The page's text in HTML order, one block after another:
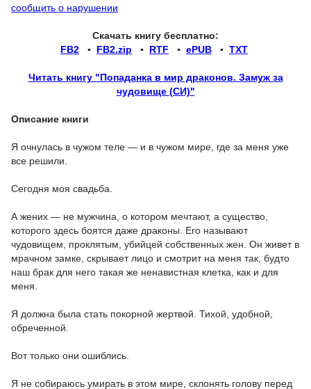
сообщить о нарушении
Скачать книгу бесплатно:
FB2 ▪ FB2.zip ▪ RTF ▪ ePUB ▪ TXT
Читать книгу "Попаданка в мир драконов. Замуж за
чудовище (СИ)"
Описание книги
Я очнулась в чужом теле — и в чужом мире, где за меня уже
все решили.
Сегодня моя свадьба.
А жених — не мужчина, о котором мечтают, а существо,
которого здесь боятся даже драконы. Его называют
чудовищем, проклятым, убийцей собственных жен. Он живет в
мрачном замке, скрывает лицо и смотрит на меня так, будто
наш брак для него такая же ненавистная клетка, как и для
меня.
Я должна была стать покорной жертвой. Тихой, удобной,
обреченной.
Вот только они ошиблись.
Я не собираюсь умирать в этом мире, склонять голову перед